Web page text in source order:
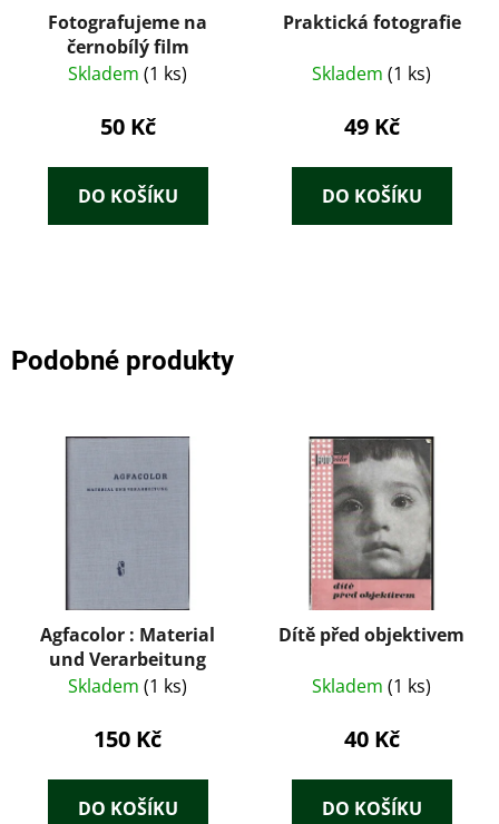
Fotografujeme na
černobílý film
Skladem (1 ks)
50 Kč
DO KOŠÍKU
Praktická fotografie
Skladem (1 ks)
49 Kč
DO KOŠÍKU
Podobné produkty
Agfacolor : Material
und Verarbeitung
Skladem (1 ks)
150 Kč
DO KOŠÍKU
Dítě před objektivem
Skladem (1 ks)
40 Kč
DO KOŠÍKU